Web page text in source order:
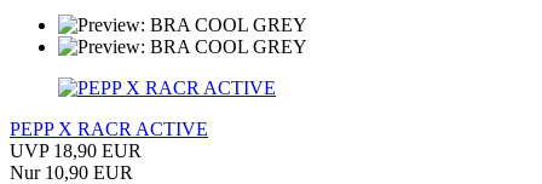
PEPP X RACR ACTIVE
UVP 18,90 EUR
Nur 10,90 EUR